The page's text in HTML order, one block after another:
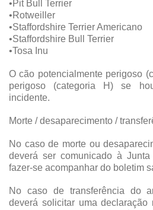
•Pit Bull Terrier
•Rotweiller
•Staffordshire Terrier Americano
•Staffordshire Bull Terrier
•Tosa Inu
O cão potencialmente perigoso
perigoso (categoria H) se
incidente.
Morte / desaparecimento /
No caso de morte ou
deverá ser comunicado à
fazer-se acompanhar do boletim
No caso de transferência do
deverá solicitar uma declaração